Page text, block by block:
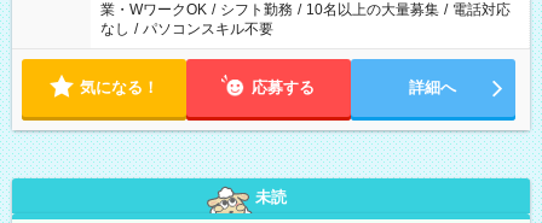
業・WワークOK / シフト勤務 / 10名以上の大量募集 / 電話対応
なし / パソコンスキル不要
気になる！ 応募する 詳細へ
未読